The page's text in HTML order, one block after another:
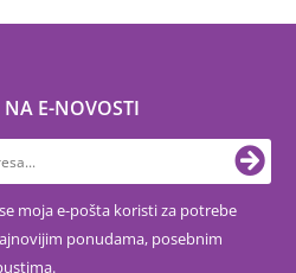
NA E-NOVOSTI
moja e-pošta koristi za potrebe
ponudama, posebnim